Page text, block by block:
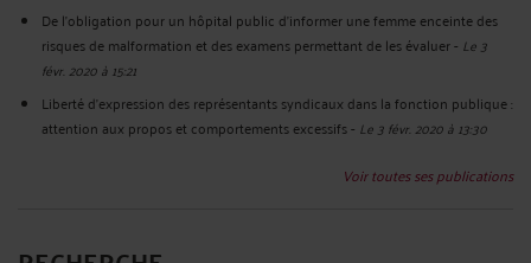
De l’obligation pour un hôpital public d’informer une femme enceinte des
risques de malformation et des examens permettant de les évaluer- Le 3
févr. 2020 à 15:21
Liberté d’expression des représentants syndicaux dans la fonction publique :
attention aux propos et comportements excessifs- Le 3 févr. 2020 à 13:30
Voir toutes ses publications